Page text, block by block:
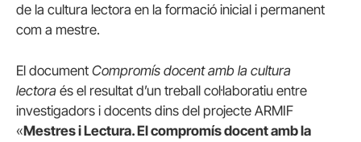
de la cultura lectora en la formació inicial i permanent
com a mestre.
El document Compromís docent amb la cultura
lectora és el resultat d’un treball col·laboratiu entre
investigadors i docents dins del projecte ARMIF
«Mestres i Lectura. El compromís docent amb la